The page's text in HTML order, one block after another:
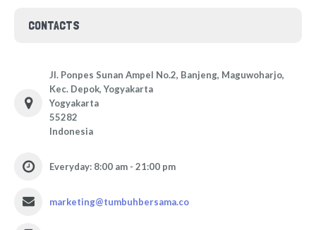
CONTACTS
Jl. Ponpes Sunan Ampel No.2, Banjeng, Maguwoharjo,
Kec. Depok, Yogyakarta
Yogyakarta
55282
Indonesia
Everyday: 8:00 am - 21:00 pm
marketing@tumbuhbersama.co